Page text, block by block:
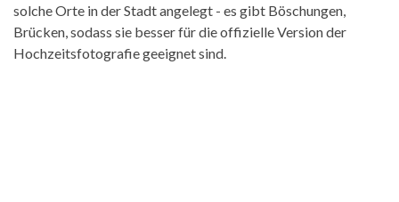
solche Orte in der Stadt angelegt - es gibt Böschungen,
Brücken, sodass sie besser für die offizielle Version der
Hochzeitsfotografie geeignet sind.